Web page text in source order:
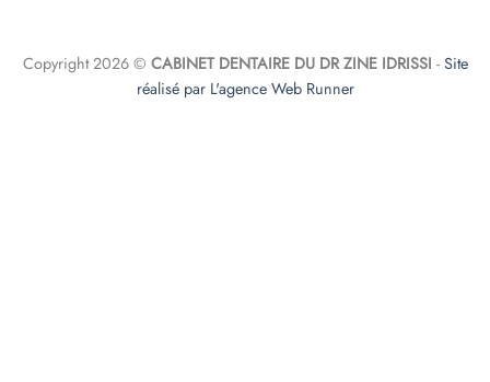
Copyright 2026 © CABINET DENTAIRE DU DR ZINE IDRISSI - Site
réalisé par L'agence Web Runner